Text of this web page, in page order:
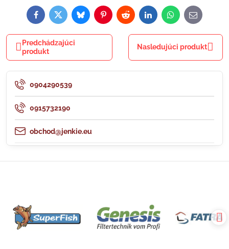
FacebookTwitterBlueskyPinterestRedditLinkedInWhatsApp
E-
mail
Predchádzajúci
produkt
Nasledujúci produkt
0904290539
0915732190
obchod@jenkie.eu